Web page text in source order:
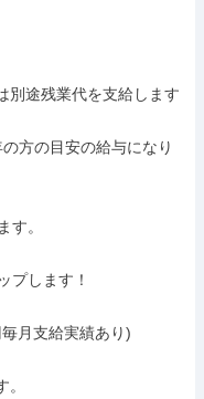
別途残業代を支給します
方の目安の給与になり
す。
プします！
月支給実績あり)